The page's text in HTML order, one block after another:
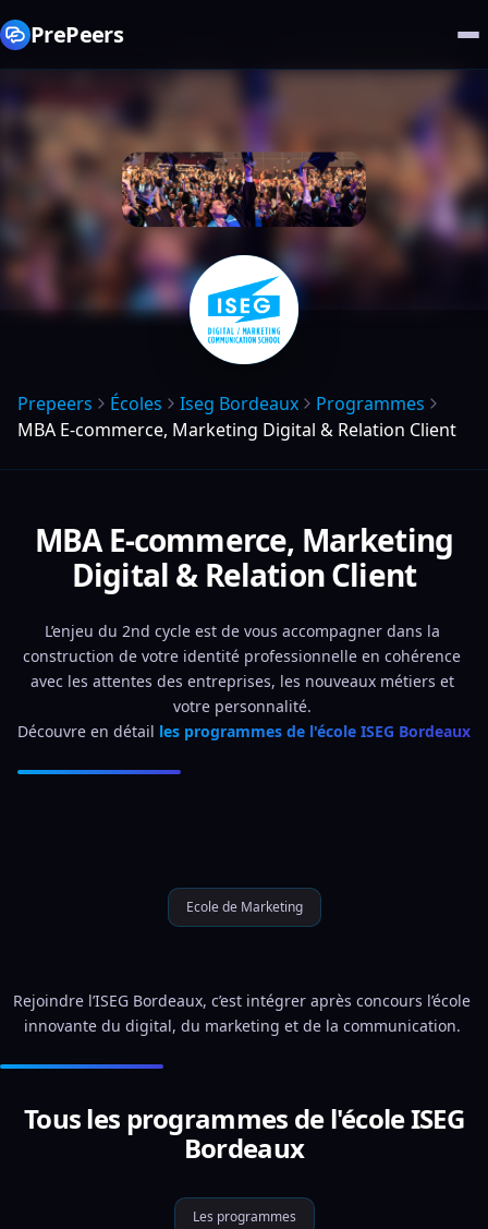
PrePeers
Prepeers Écoles Iseg Bordeaux
Programmes
MBA E-commerce, Marketing Digital & Relation Client
MBA E-commerce, Marketing
Digital & Relation Client
L’enjeu du 2nd cycle est de vous accompagner dans la
construction de votre identité professionnelle en cohérence
avec les attentes des entreprises, les nouveaux métiers et
votre personnalité.
Découvre en détail les programmes de l'école ISEG Bordeaux
Ecole de Marketing
Rejoindre l’ISEG Bordeaux, c’est intégrer après concours l’école
innovante du digital, du marketing et de la communication.
Tous les programmes de l'école ISEG
Bordeaux
Les programmes